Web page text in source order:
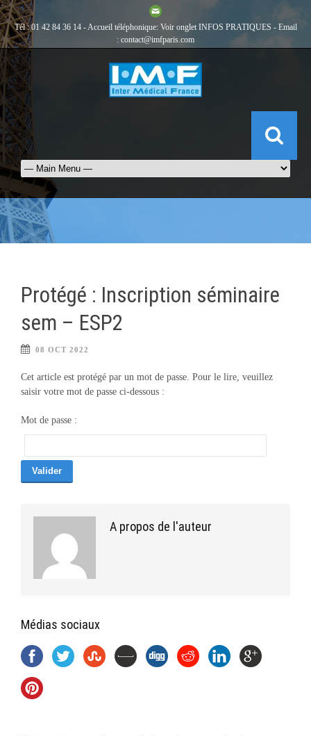
Tél : 01 42 84 36 14 - Accueil téléphonique: Voir onglet INFOS PRATIQUES - Email
: contact@imfparis.com
Protégé : Inscription séminaire
sem – ESP2
08 OCT 2022
Cet article est protégé par un mot de passe. Pour le lire, veuillez
saisir votre mot de passe ci-dessous :
Mot de passe :
A propos de l'auteur
Médias sociaux